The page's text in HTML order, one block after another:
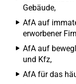
Gebäude,
AfA auf
erworbener
AfA auf
und Kfz,
AfA für das